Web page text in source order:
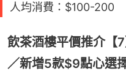
人均消費：$100-200
飲茶酒樓平價推介
／新增5款$9點心選